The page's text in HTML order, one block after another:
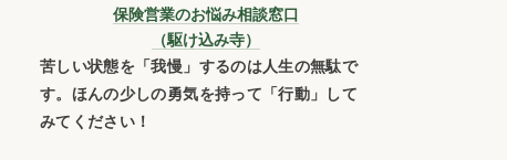
保険営業のお悩み相談窓口
（駆け込み寺）
苦しい状態を「我慢」するのは人生の無駄で
す。ほんの少しの勇気を持って「行動」して
みてください！